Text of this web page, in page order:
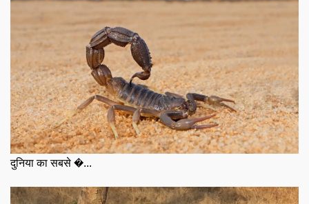
दुनिया का सबसे �...